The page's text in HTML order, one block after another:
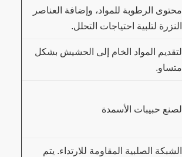
محتوى الرطوبة للمواد، وإضافة العناصر
النزرة لتلبية احتياجات التحلل.
لتقديم المواد الخام إلى الحشيش بشكل
متساو.
لصنع حبيبات الأسمدة
الشبكة الصلبية المقاومة للارتداء. يتم